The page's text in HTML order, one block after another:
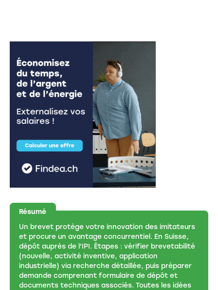
Résumé
Un brevet protège votre innovation des imitateurs
et procure un avantage concurrentiel. En Suisse,
dépôt auprès de l'IPI. Étapes : vérifier brevetabilité
(nouvelle, activité inventive, application
industrielle) via recherche détaillée, puis préparer
demande comprenant formulaire de dépôt et
documents techniques associés. Toutes les idées